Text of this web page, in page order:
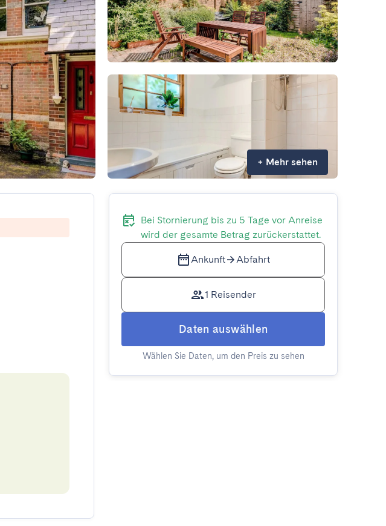
+ Mehr sehen
Bei Stornierung bis zu 5 Tage vor Anreise
wird der gesamte Betrag zurückerstattet.
Ankunft Abfahrt
1 Reisender
Daten auswählen
Wählen Sie Daten, um den Preis zu sehen